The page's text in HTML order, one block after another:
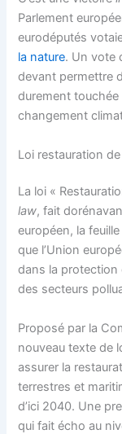
Parlement
eurodéputés
la nature. Un vote
devant permettre
durement
changement
Loi restauration de
La loi «
law, fait
européen, la
que l’Union
dans la protection
des secteurs
Proposé par la
nouveau texte de
assurer la
terrestres et
d’ici 2040. Une
qui fait écho au